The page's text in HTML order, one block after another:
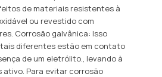
de materiais resistentes à
ou revestido com
Corrosão galvânica: Isso
diferentes estão em contato
de um eletrólito., levando à
ativo. Para evitar corrosão